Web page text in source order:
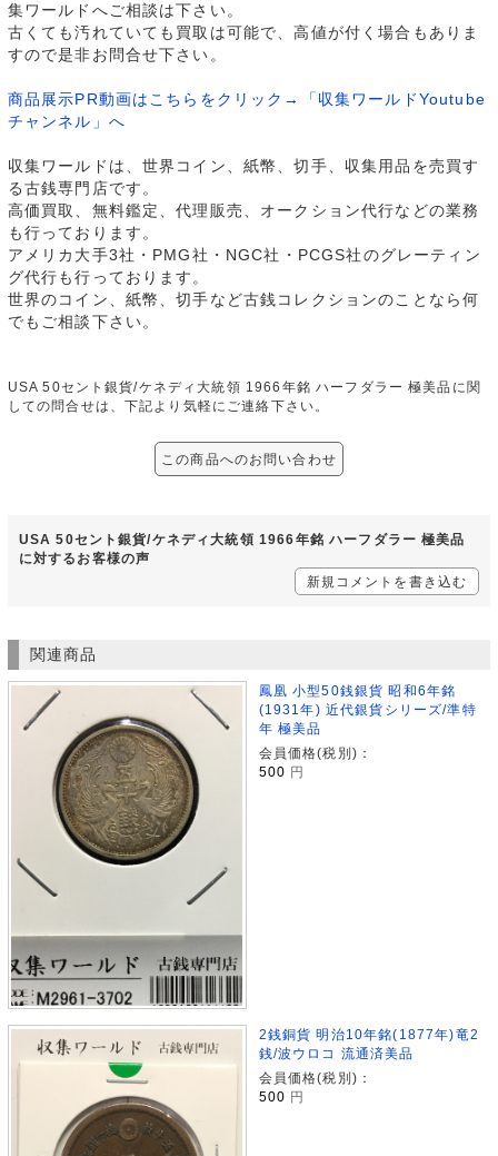
集ワールドへご相談は下さい。
古くても汚れていても買取は可能で、高値が付く場合もありま
すので是非お問合せ下さい。
商品展示PR動画はこちらをクリック→「収集ワールドYoutube
チャンネル」へ
収集ワールドは、世界コイン、紙幣、切手、収集用品を売買す
る古銭専門店です。
高価買取、無料鑑定、代理販売、オークション代行などの業務
も行っております。
アメリカ大手3社・PMG社・NGC社・PCGS社のグレーティン
グ代行も行っております。
世界のコイン、紙幣、切手など古銭コレクションのことなら何
でもご相談下さい。
USA 50セント銀貨/ケネディ大統領 1966年銘 ハーフダラー 極美品に関
しての問合せは、下記より気軽にご連絡下さい。
この商品へのお問い合わせ
USA 50セント銀貨/ケネディ大統領 1966年銘 ハーフダラー 極美品
に対するお客様の声
新規コメントを書き込む
関連商品
鳳凰 小型50銭銀貨 昭和6年銘
(1931年) 近代銀貨シリーズ/準特
年 極美品
会員価格(税別)：
500 円
2銭銅貨 明治10年銘(1877年)竜2
銭/波ウロコ 流通済美品
会員価格(税別)：
500 円